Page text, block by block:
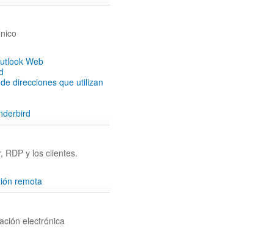
Web
direcciones que utilizan
RDP y los clientes.
remota
electrónica